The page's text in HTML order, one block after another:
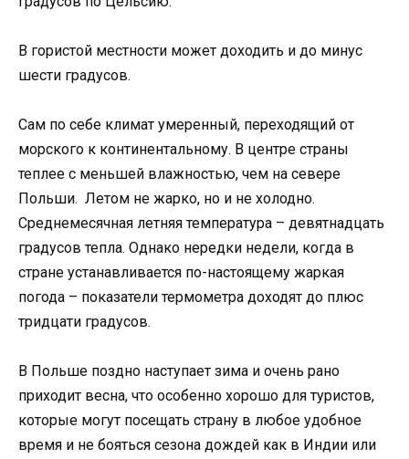
В гористой местности может доходить и до минус
шести градусов.
Сам по себе климат умеренный, переходящий от
морского к континентальному. В центре страны
теплее с меньшей влажностью, чем на севере
Польши. Летом не жарко, но и не холодно.
Среднемесячная летняя температура – девятнадцать
градусов тепла. Однако нередки недели, когда в
стране устанавливается по-настоящему жаркая
погода – показатели термометра доходят до плюс
тридцати градусов.
В Польше поздно наступает зима и очень рано
приходит весна, что особенно хорошо для туристов,
которые могут посещать страну в любое удобное
время и не бояться сезона дождей как в Индии или